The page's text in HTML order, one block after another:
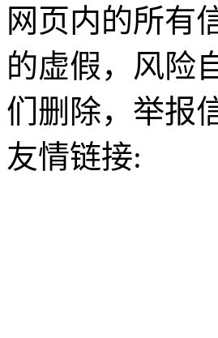
网页内的所有
的虚假，风险
们删除，举报
友情链接: